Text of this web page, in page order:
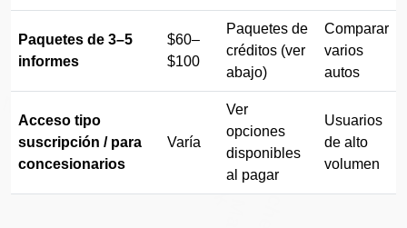
Manheim
IAAIIAAI
AutocheckAutocheck
Copart IAAIIAAI
Paquetes de 3–5
informes
$60–
$100
Paquetes de
créditos (ver
abajo)
Comparar
varios
autos
Acceso tipo
suscripción / para
concesionarios
Varía
Ver
opciones
disponibles
al pagar
Usuarios
de alto
volumen